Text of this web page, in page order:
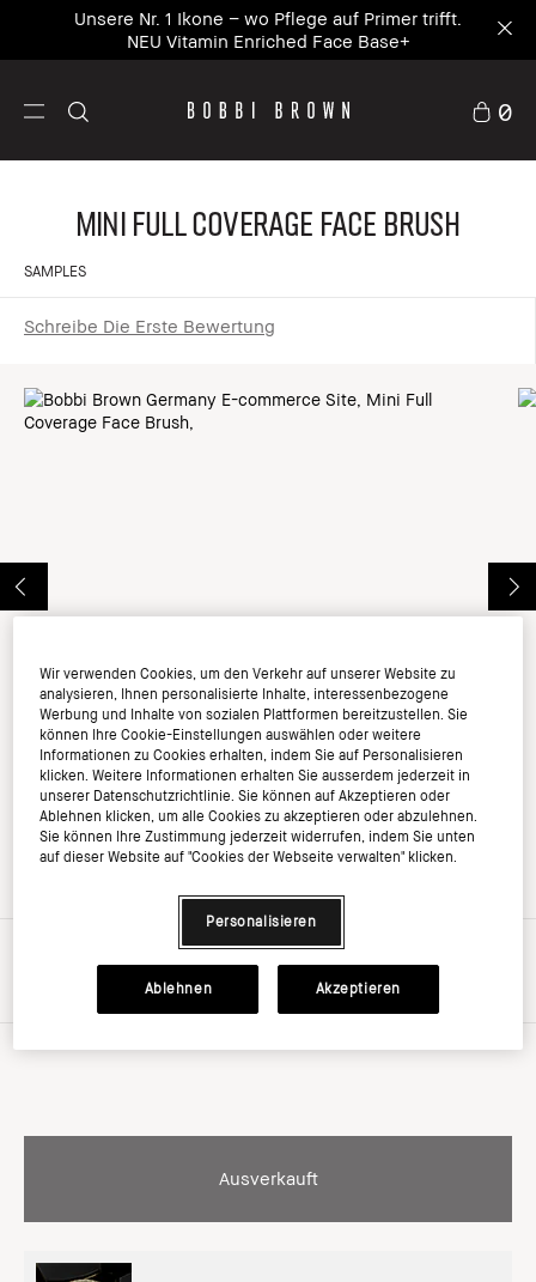
Unsere Nr. 1 Ikone – wo Pflege auf Primer trifft.
NEU Vitamin Enriched Face Base+
0
Mini Full Coverage Face Brush
SAMPLES
Schreibe Die Erste Bewertung
inkl. MwSt, zzgl. Versandkosten
Ausverkauft
Wir verwenden Cookies, um den Verkehr auf unserer Website zu
analysieren, Ihnen personalisierte Inhalte, interessenbezogene
Werbung und Inhalte von sozialen Plattformen bereitzustellen. Sie
können Ihre Cookie-Einstellungen auswählen oder weitere
Informationen zu Cookies erhalten, indem Sie auf Personalisieren
klicken. Weitere Informationen erhalten Sie ausserdem jederzeit in
unserer Datenschutzrichtlinie. Sie können auf Akzeptieren oder
Ablehnen klicken, um alle Cookies zu akzeptieren oder abzulehnen.
Sie können Ihre Zustimmung jederzeit widerrufen, indem Sie unten
auf dieser Website auf "Cookies der Webseite verwalten" klicken.
Personalisieren
Ablehnen Akzeptieren